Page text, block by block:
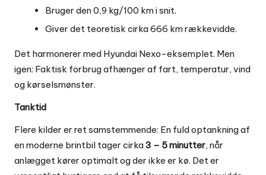
Bruger den 0,9 kg/100 km i snit.
Giver det teoretisk cirka 666 km rækkevidde.
Det harmonerer med Hyundai Nexo-eksemplet. Men
igen: Faktisk forbrug afhænger af fart, temperatur, vind
og kørselsmønster.
Tanktid
Flere kilder er ret samstemmende: En fuld optankning af
en moderne brintbil tager cirka3 – 5 minutter, når
anlægget kører optimalt og der ikke er kø. Det er